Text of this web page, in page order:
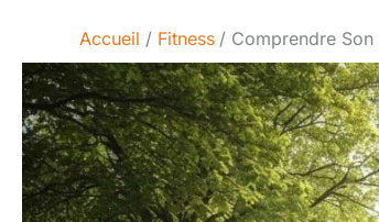
Accueil Fitness Comprendre